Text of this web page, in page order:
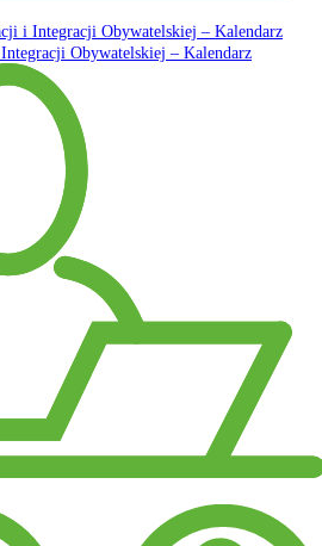
Obywatelskiej – Kalendarz